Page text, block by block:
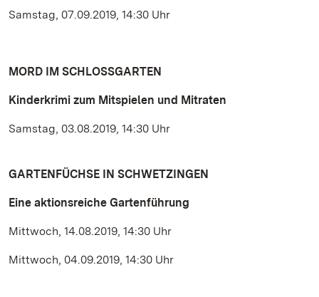
Samstag, 07.09.2019, 14:30 Uhr
MORD IM SCHLOSSGARTEN
Kinderkrimi zum Mitspielen und Mitraten
Samstag, 03.08.2019, 14:30 Uhr
GARTENFÜCHSE IN SCHWETZINGEN
Eine aktionsreiche Gartenführung
Mittwoch, 14.08.2019, 14:30 Uhr
Mittwoch, 04.09.2019, 14:30 Uhr